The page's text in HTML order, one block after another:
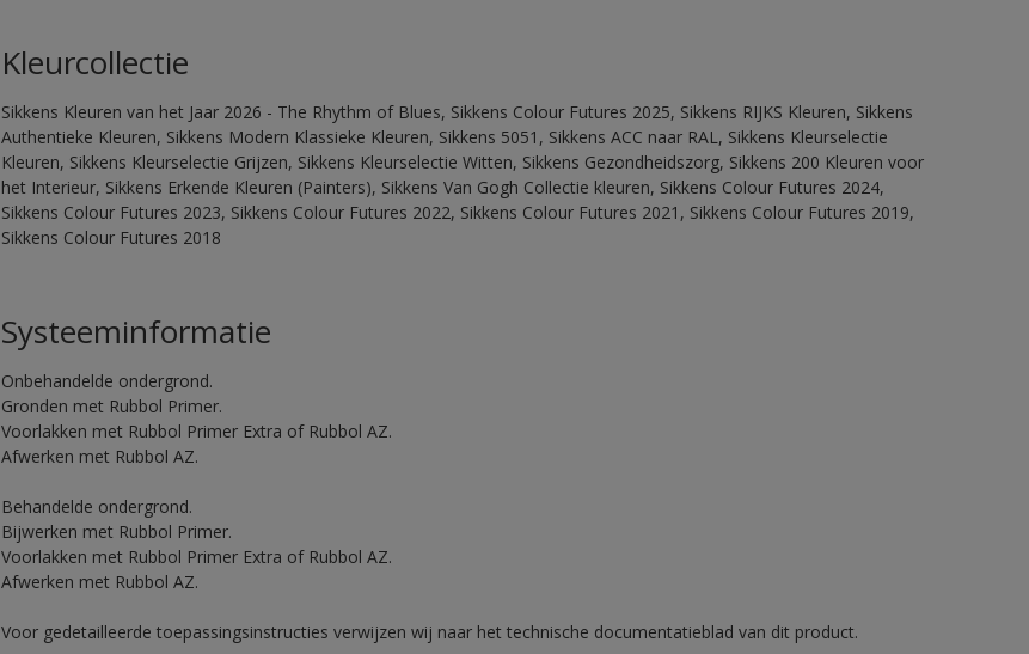
Kleurcollectie
Sikkens Kleuren van het Jaar 2026 - The Rhythm of Blues, Sikkens Colour Futures 2025, Sikkens RIJKS Kleuren, Sikkens
Authentieke Kleuren, Sikkens Modern Klassieke Kleuren, Sikkens 5051, Sikkens ACC naar RAL, Sikkens Kleurselectie
Kleuren, Sikkens Kleurselectie Grijzen, Sikkens Kleurselectie Witten, Sikkens Gezondheidszorg, Sikkens 200 Kleuren voor
het Interieur, Sikkens Erkende Kleuren (Painters), Sikkens Van Gogh Collectie kleuren, Sikkens Colour Futures 2024,
Sikkens Colour Futures 2023, Sikkens Colour Futures 2022, Sikkens Colour Futures 2021, Sikkens Colour Futures 2019,
Sikkens Colour Futures 2018
Systeeminformatie
Onbehandelde ondergrond.
Gronden met Rubbol Primer.
Voorlakken met Rubbol Primer Extra of Rubbol AZ.
Afwerken met Rubbol AZ.
Behandelde ondergrond.
Bijwerken met Rubbol Primer.
Voorlakken met Rubbol Primer Extra of Rubbol AZ.
Afwerken met Rubbol AZ.
Voor gedetailleerde toepassingsinstructies verwijzen wij naar het technische documentatieblad van dit product.